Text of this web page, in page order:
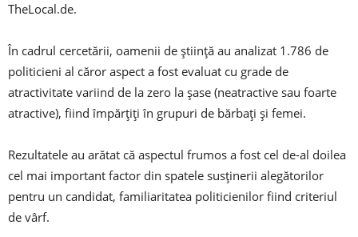
TheLocal.de.
În cadrul cercetării, oamenii de știință au analizat 1.786 de
politicieni al căror aspect a fost evaluat cu grade de
atractivitate variind de la zero la șase (neatractive sau foarte
atractive), fiind împărțiți în grupuri de bărbați și femei.
Rezultatele au arătat că aspectul frumos a fost cel de-al doilea
cel mai important factor din spatele susținerii alegătorilor
pentru un candidat, familiaritatea politicienilor fiind criteriul
de vârf.